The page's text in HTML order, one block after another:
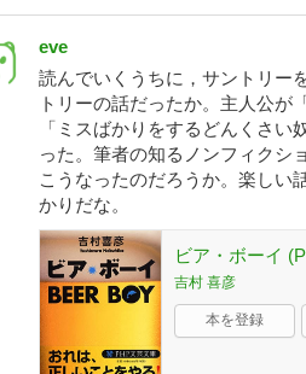
eve
読んでいくうちに，サントリー
トリーの話だったか。主人公が
「ミスばかりをするどんくさ
った。筆者の知るノンフィクシ
こうなったのだろうか。楽しい
かりだな。
ビア・ボーイ
吉村 喜彦
本を登録